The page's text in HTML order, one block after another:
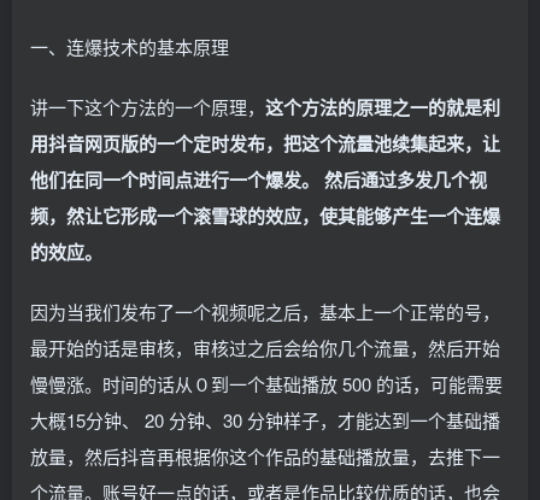
一、连爆技术的基本原理
讲一下这个方法的一个原理， 这个方法的原理之一的就是利
用抖音网页版的一个定时发布，把这个流量池续集起来，让
他们在同一个时间点进行一个爆发。 然后通过多发几个视
频，然让它形成一个滚雪球的效应，使其能够产生一个连爆
的效应。
因为当我们发布了一个视频呢之后，基本上一个正常的号，
最开始的话是审核，审核过之后会给你几个流量，然后开始
慢慢涨。时间的话从０到一个基础播放 500 的话，可能需要
大概15分钟、 20 分钟、30 分钟样子，才能达到一个基础播
放量，然后抖音再根据你这个作品的基础播放量，去推下一
个流量。账号好一点的话，或者是作品比较优质的话，也会